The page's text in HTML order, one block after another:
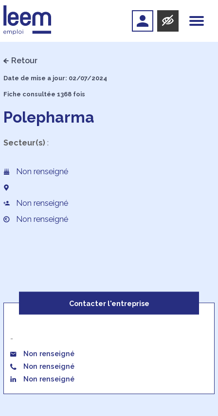
Retour
Date de mise a jour: 02/07/2024
Fiche consultée 1368 fois
Polepharma
Secteur(s):
Non renseigné
Non renseigné
Non renseigné
Contacter l'entreprise
-
Non renseigné
Non renseigné
Non renseigné